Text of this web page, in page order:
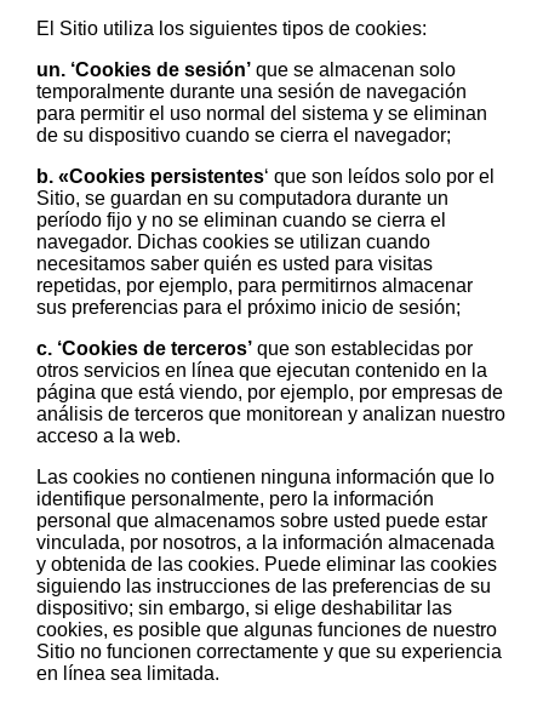
El Sitio utiliza los siguientes tipos de cookies:
un. ‘Cookies de sesión’ que se almacenan solo
temporalmente durante una sesión de navegación
para permitir el uso normal del sistema y se eliminan
de su dispositivo cuando se cierra el navegador;
b. «Cookies persistentes‘ que son leídos solo por el
Sitio, se guardan en su computadora durante un
período fijo y no se eliminan cuando se cierra el
navegador. Dichas cookies se utilizan cuando
necesitamos saber quién es usted para visitas
repetidas, por ejemplo, para permitirnos almacenar
sus preferencias para el próximo inicio de sesión;
c. ‘Cookies de terceros’ que son establecidas por
otros servicios en línea que ejecutan contenido en la
página que está viendo, por ejemplo, por empresas de
análisis de terceros que monitorean y analizan nuestro
acceso a la web.
Las cookies no contienen ninguna información que lo
identifique personalmente, pero la información
personal que almacenamos sobre usted puede estar
vinculada, por nosotros, a la información almacenada
y obtenida de las cookies. Puede eliminar las cookies
siguiendo las instrucciones de las preferencias de su
dispositivo; sin embargo, si elige deshabilitar las
cookies, es posible que algunas funciones de nuestro
Sitio no funcionen correctamente y que su experiencia
en línea sea limitada.